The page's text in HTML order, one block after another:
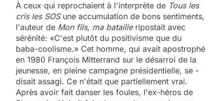
À ceux qui reprochaient à l'interprète de Tous les
cris les SOS une accumulation de bons sentiments,
l'auteur de Mon fils, ma bataille ripostait avec
sérénité: «C'est plutôt du positivisme que du
baba-coolisme.» Cet homme, qui avait apostrophé
en 1980 François Mitterrand sur le désarroi de la
jeunesse, en pleine campagne présidentielle, se ­
disait assagi. Ce n'était que partiellement vrai.
Après avoir fait danser les foules, l'ex-héros de